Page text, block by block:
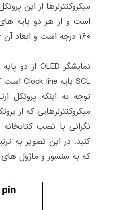
است و از هر دو پایه های
۱۶۰ درجه است و ابعاد آن ۰٫۹۶ اینچ است. نمایشگر دارای ۸ سطر و ۱۲۸ ستون است.
نگرانی با نصب کتابخانه
که به سنسور و ماژول های I2C متصل می‌شود.